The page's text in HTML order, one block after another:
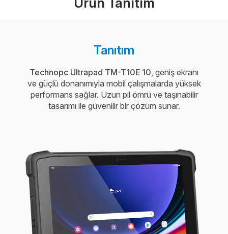
Tanıtım
Technopc Ultrapad TM-T10E 10, geniş ekranı
ve güçlü donanımıyla mobil çalışmalarda yüksek
performans sağlar. Uzun pil ömrü ve taşınabilir
tasarımı ile güvenilir bir çözüm sunar.